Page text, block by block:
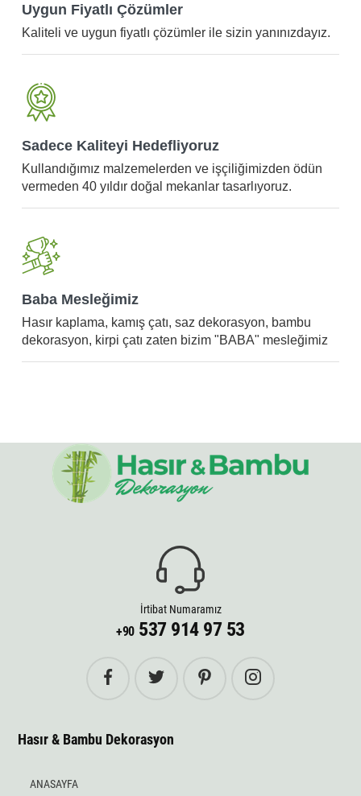
Uygun Fiyatlı Çözümler
Kaliteli ve uygun fiyatlı çözümler ile sizin yanınızdayız.
Sadece Kaliteyi Hedefliyoruz
Kullandığımız malzemelerden ve işçiliğimizden ödün
vermeden 40 yıldır doğal mekanlar tasarlıyoruz.
Baba Mesleğimiz
Hasır kaplama, kamış çatı, saz dekorasyon, bambu
dekorasyon, kirpi çatı zaten bizim "BABA" mesleğimiz
İrtibat Numaramız
+90537 914 97 53
Hasır & Bambu Dekorasyon
ANASAYFA